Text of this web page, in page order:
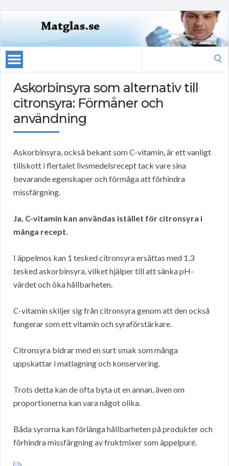
Askorbinsyra som alternativ till
citronsyra: Förmåner och
användning
Askorbinsyra, också bekant som C-vitamin, är ett vanligt
tillskott i flertalet livsmedelsrecept tack vare sina
bevarande egenskaper och förmåga att förhindra
missfärgning.
Ja, C-vitamin kan användas istället för citronsyra i
många recept.
I äppelmos kan 1 tesked citronsyra ersättas med 1,3
tesked askorbinsyra, vilket hjälper till att sänka pH-
värdet och öka hållbarheten.
C-vitamin skiljer sig från citronsyra genom att den också
fungerar som ett vitamin och syraförstärkare.
Citronsyra bidrar med en surt smak som många
uppskattar i matlagning och konservering.
Trots detta kan de ofta byta ut en annan, även om
proportionerna kan vara något olika.
Båda syrorna kan förlänga hållbarheten på produkter och
förhindra missfärgning av fruktmixer som äppelpuré.